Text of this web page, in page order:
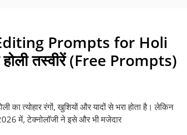
Prompts for Holi
तस्वीरें (Free Prompts)
का त्योहार रंगों, खुशियों और यादों से भरा होता है। लेकिन
में, टेक्नोलॉजी ने इसे और भी मजेदार